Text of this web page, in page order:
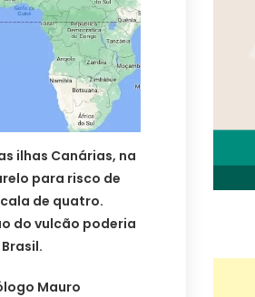
ilhas Canárias, na
para risco de
de quatro.
do vulcão poderia
Mauro